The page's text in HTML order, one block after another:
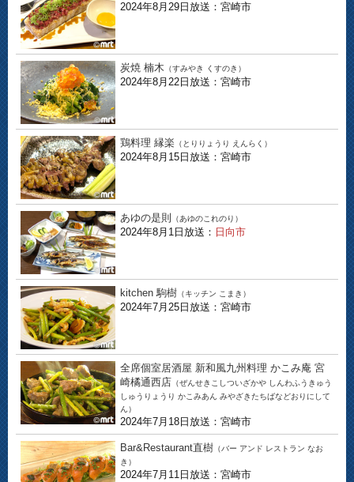
2024年8月29日放送：宮崎市
炭焼 楠木 （すみやき くすのき）
2024年8月22日放送：宮崎市
鶏料理 縁楽 （とりりょうり えんらく）
2024年8月15日放送：宮崎市
あゆの是則 （あゆのこれのり）
2024年8月1日放送： 日向市
kitchen 駒樹 （キッチン こまき）
2024年7月25日放送：宮崎市
全席個室居酒屋 新和風九州料理 かこみ庵 宮
崎橘通西店 （ぜんせきこしついざかや しんわふうきゅう
しゅうりょうり かこみあん みやざきたちばなどおりにして
ん）
2024年7月18日放送：宮崎市
Bar&Restaurant直樹 （バー アンド レストラン なお
き）
2024年7月11日放送：宮崎市